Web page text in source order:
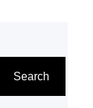
Search